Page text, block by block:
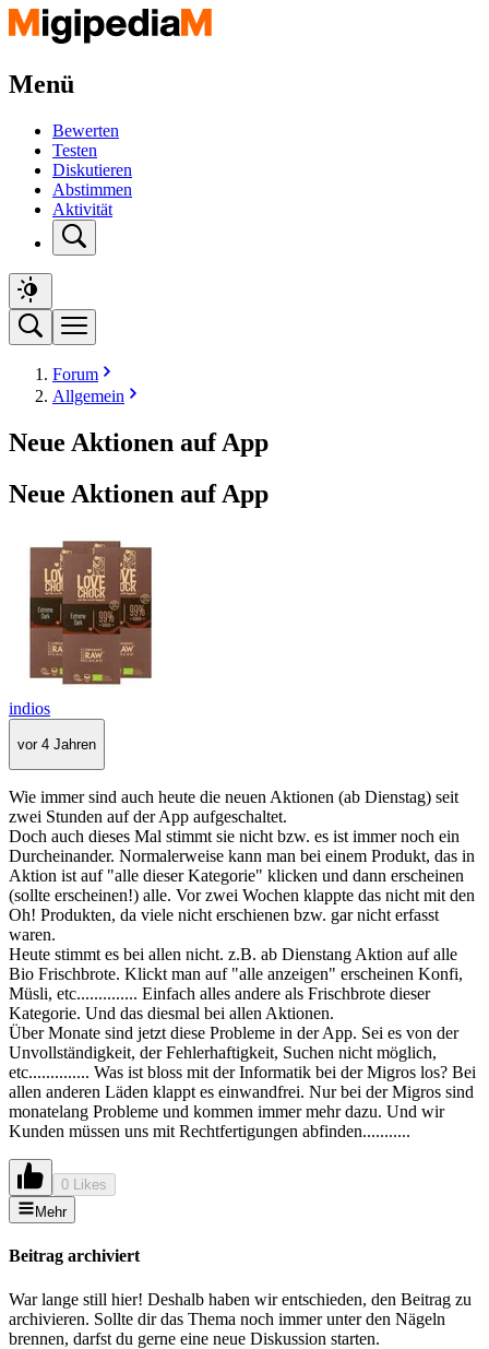
Menü
Bewerten
Testen
Diskutieren
Abstimmen
Aktivität
Forum
Allgemein
Neue Aktionen auf App
Neue Aktionen auf App
indios
vor 4 Jahren
Wie immer sind auch heute die neuen Aktionen (ab Dienstag) seit
zwei Stunden auf der App aufgeschaltet.
Doch auch dieses Mal stimmt sie nicht bzw. es ist immer noch ein
Durcheinander. Normalerweise kann man bei einem Produkt, das in
Aktion ist auf "alle dieser Kategorie" klicken und dann erscheinen
(sollte erscheinen!) alle. Vor zwei Wochen klappte das nicht mit den
Oh! Produkten, da viele nicht erschienen bzw. gar nicht erfasst
waren.
Heute stimmt es bei allen nicht. z.B. ab Dienstang Aktion auf alle
Bio Frischbrote. Klickt man auf "alle anzeigen" erscheinen Konfi,
Müsli, etc.............. Einfach alles andere als Frischbrote dieser
Kategorie. Und das diesmal bei allen Aktionen.
Über Monate sind jetzt diese Probleme in der App. Sei es von der
Unvollständigkeit, der Fehlerhaftigkeit, Suchen nicht möglich,
etc.............. Was ist bloss mit der Informatik bei der Migros los? Bei
allen anderen Läden klappt es einwandfrei. Nur bei der Migros sind
monatelang Probleme und kommen immer mehr dazu. Und wir
Kunden müssen uns mit Rechtfertigungen abfinden...........
0 Likes
Mehr
Beitrag archiviert
War lange still hier! Deshalb haben wir entschieden, den Beitrag zu
archivieren. Sollte dir das Thema noch immer unter den Nägeln
brennen, darfst du gerne eine neue Diskussion starten.